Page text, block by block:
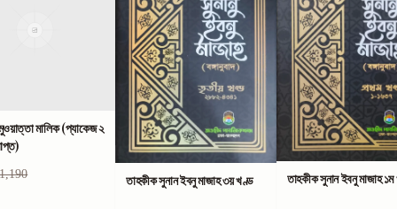
মালিক (প্যাকেজ ২
1,190 তাহকীক সুনান ইবনু মাজাহ ৩য় খণ্ড তাহকীক সুনান ইবনু মাজাহ